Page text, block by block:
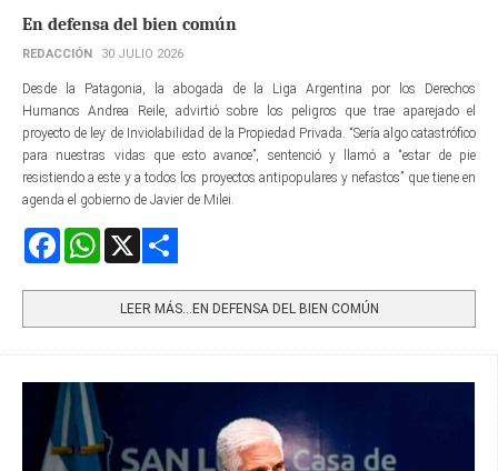
En defensa del bien común
REDACCIÓN 30 JULIO 2026
Desde la Patagonia, la abogada de la Liga Argentina por los Derechos
Humanos Andrea Reile, advirtió sobre los peligros que trae aparejado el
proyecto de ley de Inviolabilidad de la Propiedad Privada. “Sería algo catastrófico
para nuestras vidas que esto avance”, sentenció y llamó a “estar de pie
resistiendo a este y a todos los proyectos antipopulares y nefastos” que tiene en
agenda el gobierno de Javier de Milei.
FacebookWhatsApp
LEER MÁS…EN DEFENSA DEL BIEN COMÚN